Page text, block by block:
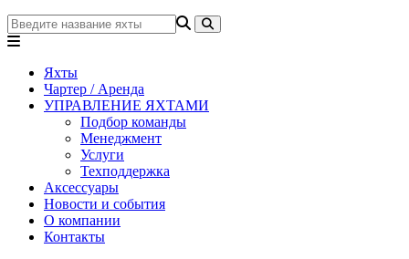
Яхты
Чартер / Аренда
УПРАВЛЕНИЕ ЯХТАМИ
Подбор команды
Менеджмент
Услуги
Техподдержка
Аксессуары
Новости и события
О компании
Контакты